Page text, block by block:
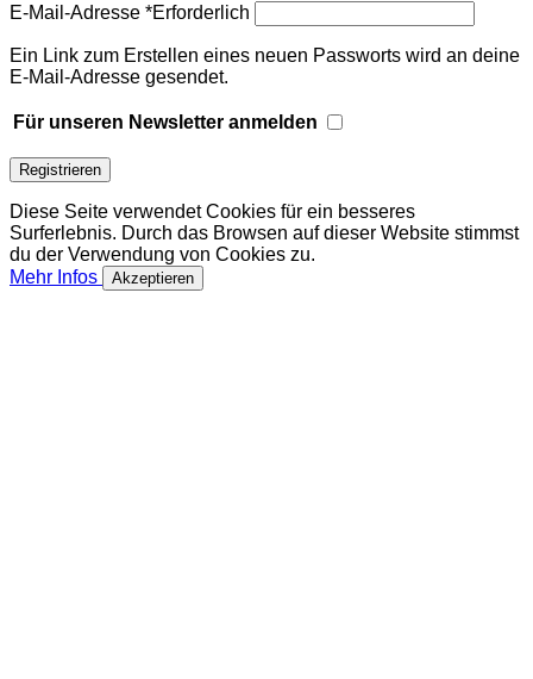
E-Mail-Adresse *Erforderlich
Ein Link zum Erstellen eines neuen Passworts wird an deine
E-Mail-Adresse gesendet.
Für unseren Newsletter anmelden
Registrieren
Diese Seite verwendet Cookies für ein besseres
Surferlebnis. Durch das Browsen auf dieser Website stimmst
du der Verwendung von Cookies zu.
Mehr Infos
Akzeptieren